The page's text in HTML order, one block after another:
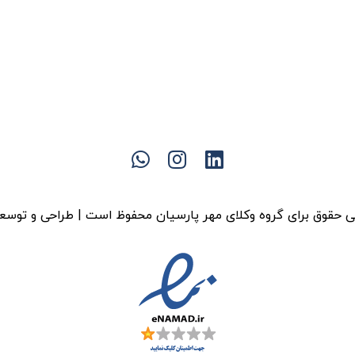
حقوق برای گروه وکلای مهر پارسیان محفوظ است | طراحی و